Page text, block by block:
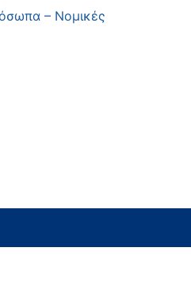
– Νομικές